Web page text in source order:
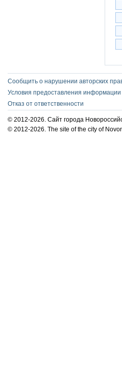
Сообщить о нарушении авторских
Условия предоставления информации
Отказ от ответственности
© 2012-2026. Сайт города
© 2012-2026. The site of the city of